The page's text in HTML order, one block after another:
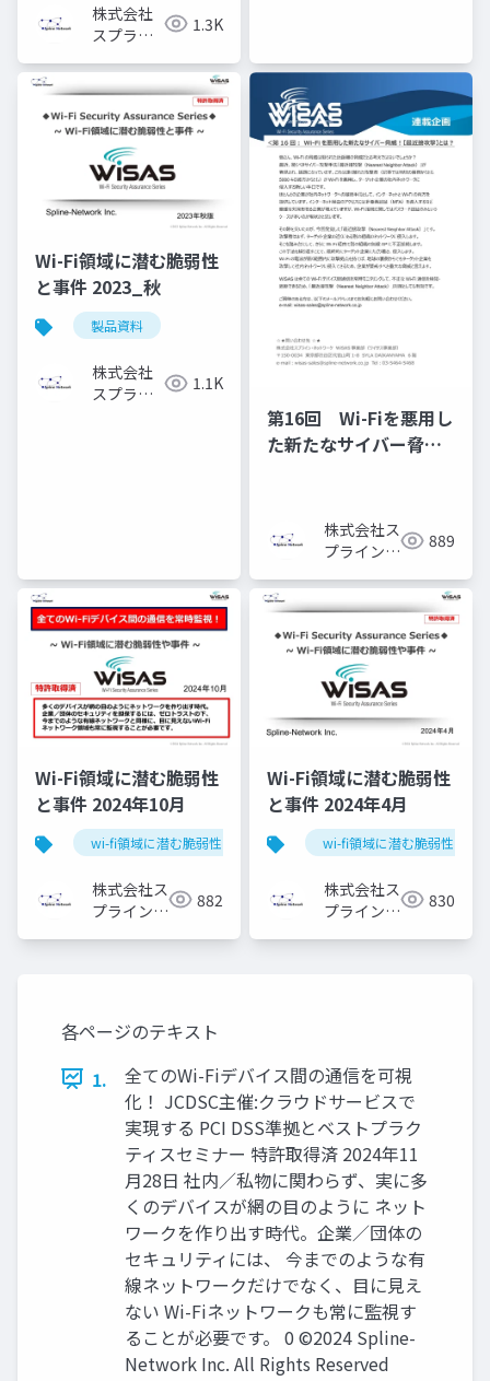
株式会社
スプライ
トワーク
1.3K
Wi-Fi領域に潜む脆弱性
と事件 2023_秋
製品資料
株式会社
スプライ
1.1K
第16回 Wi-Fiを悪用し
た新たなサイバー脅
株式会社ス
プライン・
ク
889
Wi-Fi領域に潜む脆弱性
と事件 2024年10月
wi-fi領域に潜む脆弱性と事件
株式会社ス
プライン・
882
Wi-Fi領域に潜む脆弱性
と事件 2024年4月
wi-fi領域に潜む脆弱性と事
株式会社ス
プライン・
830
各ページのテキスト
1.
全てのWi-Fiデバイス間の通信を可視
化！ JCDSC主催:クラウドサービスで
実現する PCI DSS準拠とベストプラク
ティスセミナー 特許取得済 2024年11
月28日 社内／私物に関わらず、実に多
くのデバイスが網の目のように ネット
ワークを作り出す時代。企業／団体の
セキュリティには、 今までのような有
線ネットワークだけでなく、目に見え
ない Wi-Fiネットワークも常に監視す
ることが必要です。 0 ©2024 Spline-
Network Inc. All Rights Reserved